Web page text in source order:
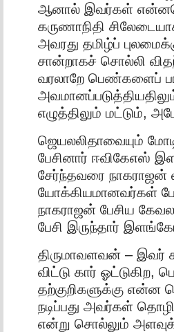
ஆனால் இவர்கள்
கருணாநிதி
அவரது தமிழ்ப்
சான்றாகச் சொல்லி
வரலாறே பெண்களைப்
எழுத்திலும் மட்டும்,
ஜெயலலிதாவையும்
பேசினார் ஈவிகேஎஸ்
சேர்ந்தவரை நாகராஜன்
யோக்கியமானவர்கள்
நாகராஜன் பேசிய
பேசி இருந்தார்
திருமாவளவன் – இவர்
விட்டு கார்
தற்குறிகளுக்கு என்ன
நடிப்பது அவர்கள்
என்று சொல்லும்